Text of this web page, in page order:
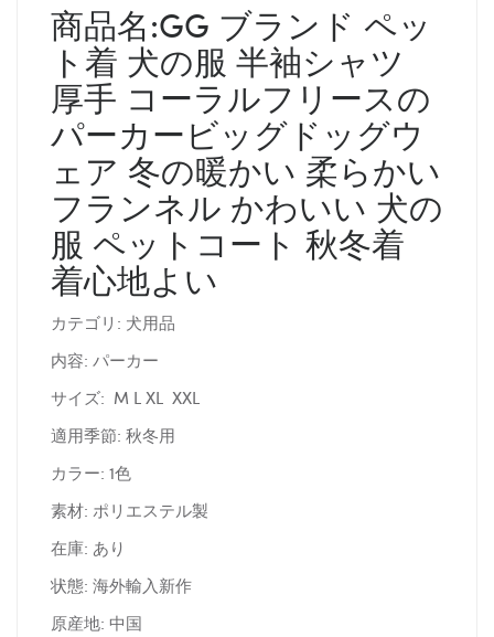
商品名:GG ブランド ペッ
ト着 犬の服 半袖シャツ
厚手 コーラルフリースの
パーカービッグドッグウ
ェア 冬の暖かい 柔らかい
フランネル かわいい 犬の
服 ペットコート 秋冬着
着心地よい
カテゴリ: 犬用品
内容: パーカー
サイズ: M L XL XXL
適用季節: 秋冬用
カラー: 1色
素材: ポリエステル製
在庫: あり
状態: 海外輸入新作
原産地: 中国